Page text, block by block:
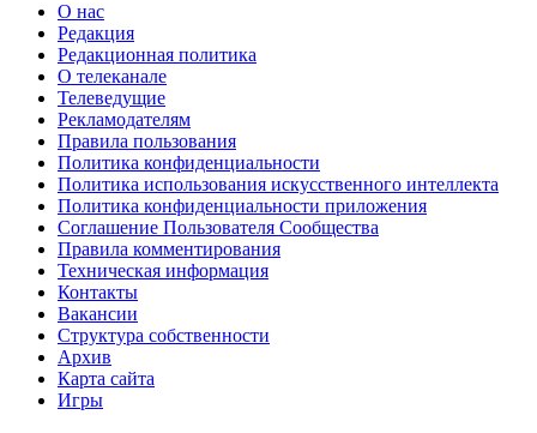
О нас
Редакция
Редакционная политика
О телеканале
Телеведущие
Рекламодателям
Правила пользования
Политика конфиденциальности
Политика использования искусственного интеллекта
Политика конфиденциальности приложения
Соглашение Пользователя Сообщества
Правила комментирования
Техническая информация
Контакты
Вакансии
Структура собственности
Архив
Карта сайта
Игры